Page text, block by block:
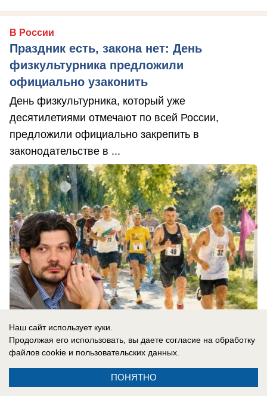
В России
Праздник есть, закона нет: День
физкультурника предложили
официально узаконить
День физкультурника, который уже
десятилетиями отмечают по всей России,
предложили официально закрепить в
законодательстве в ...
08.08.2026
Наш сайт использует куки.
Продолжая его использовать, вы даете согласие на обработку
файлов cookie и пользовательских данных.
ПОНЯТНО